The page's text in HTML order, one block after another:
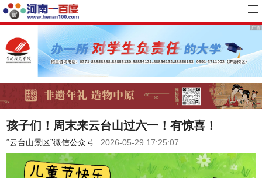
孩子们！周末来云台山过六一！有惊喜！
“云台山景区”微信公众号 2026-05-29 17:25:07